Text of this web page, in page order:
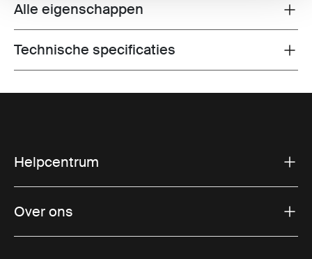
Toggle features
Alle eigenschappen
Toggle techspec
Technische specificaties
Helpcentrum
Over ons